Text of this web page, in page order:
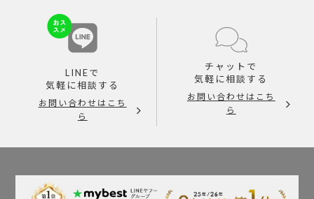
LINEで
気軽に相談する
お問い合わせはこち
ら
チャットで
気軽に相談する
お問い合わせはこち
ら